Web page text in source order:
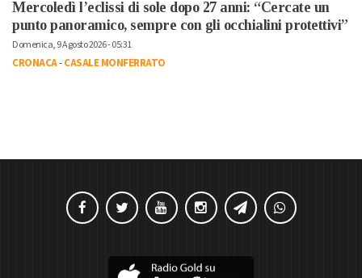
Mercoledì l’eclissi di sole dopo 27 anni: “Cercate un
punto panoramico, sempre con gli occhialini protettivi”
Domenica, 9 Agosto 2026 - 05:31
CRONACA-CASALE MONFERRATO